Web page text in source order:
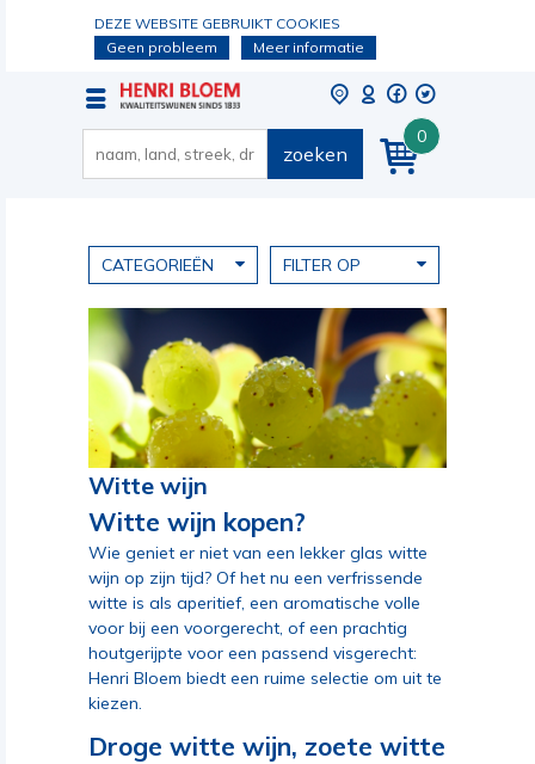
DEZE WEBSITE GEBRUIKT COOKIES
Geen probleem
Meer informatie
0
zoeken
CATEGORIEËN FILTER OP
Witte wijn
Witte wijn kopen?
Wie geniet er niet van een lekker glas witte
wijn op zijn tijd? Of het nu een verfrissende
witte is als aperitief, een aromatische volle
voor bij een voorgerecht, of een prachtig
houtgerijpte voor een passend visgerecht:
Henri Bloem biedt een ruime selectie om uit te
kiezen.
Droge witte wijn, zoete witte